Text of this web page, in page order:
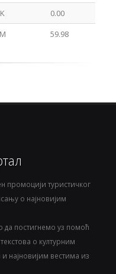
0.00
59.98
промоцији туристичког
о најновијим
постигнемо уз помоћ
о културним
вестима из